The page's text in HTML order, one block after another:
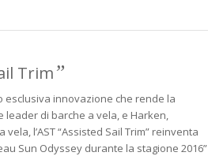
Trim”
esclusiva innovazione che rende la
di barche a vela, e Harken,
l’AST “Assisted Sail Trim” reinventa
Sun Odyssey durante la stagione 2016”